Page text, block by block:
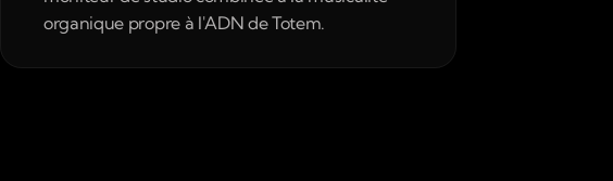
organique propre à l'ADN de Totem.